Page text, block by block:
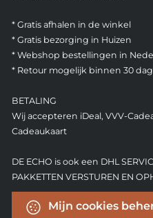
* Gratis afhalen in de winkel
* Gratis bezorging in Huizen
* Webshop bestellingen in
* Retour mogelijk binnen 30
BETALING
Wij accepteren iDeal, VVV-
Cadeaukaart
DE ECHO is ook een DHL
PAKKETTEN VERSTUREN EN
Mijn cookies